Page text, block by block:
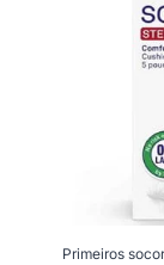
Primeiros